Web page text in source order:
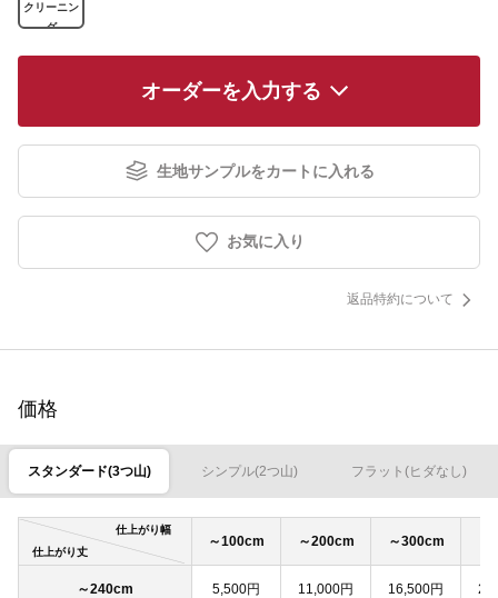
クリーニン
グ
オーダーを入力する
生地サンプルをカートに入れる
お気に入り
返品特約について
価格
スタンダード(3つ山) シンプル(2つ山) フラット(ヒダなし)
仕上がり幅
仕上がり丈
～100cm ～200cm ～300cm
～240cm 5,500円 11,000円 16,500円